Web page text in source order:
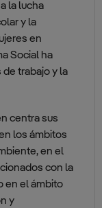
la lucha
y la
en
Social ha
de trabajo y la
centra sus
los ámbitos
en el
con la
en el ámbito
y